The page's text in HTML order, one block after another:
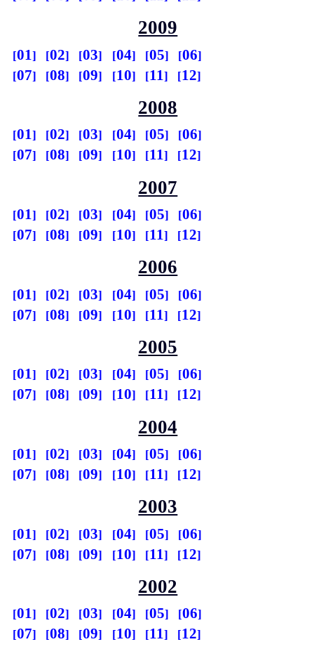
2009
01 02 03 04 05
06
07
08 09 10 11 12
2008
01 02 03 04 05
06
07
08 09 10 11 12
2007
01 02 03 04 05
06
07
08 09 10 11 12
2006
01 02 03 04 05
06
07
08 09 10 11 12
2005
01 02 03 04 05
06
07
08 09 10 11 12
2004
01 02 03 04 05
06
07
08 09 10 11 12
2003
01 02 03 04 05
06
07
08 09 10 11 12
2002
01 02 03 04 05
06
07
08 09 10 11 12